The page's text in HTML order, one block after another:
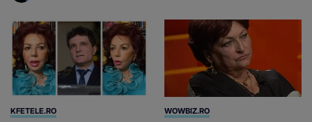
KFETELE.RO WOWBIZ.RO